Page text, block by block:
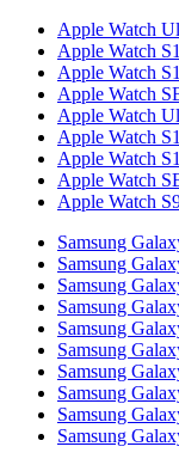
Apple Watch
Apple Watch
Apple Watch
Apple Watch
Apple Watch
Apple Watch
Apple Watch
Apple Watch
Apple Watch
Samsung
Samsung
Samsung
Samsung
Samsung
Samsung
Samsung
Samsung
Samsung
Samsung